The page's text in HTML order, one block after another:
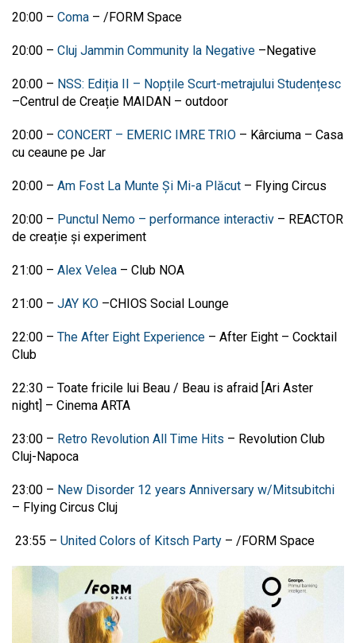
20:00 – Coma – /FORM Space
20:00 – Cluj Jammin Community la Negative –Negative
20:00 – NSS: Ediția II – Nopțile Scurt-metrajului Studențesc
–Centrul de Creație MAIDAN – outdoor
20:00 – CONCERT – EMERIC IMRE TRIO – Kârciuma – Casa
cu ceaune pe Jar
20:00 – Am Fost La Munte Și Mi-a Plăcut – Flying Circus
20:00 – Punctul Nemo – performance interactiv – REACTOR
de creație și experiment
21:00 – Alex Velea – Club NOA
21:00 – JAY KO –CHIOS Social Lounge
22:00 – The After Eight Experience – After Eight – Cocktail
Club
22:30 – Toate fricile lui Beau / Beau is afraid [Ari Aster
night] – Cinema ARTA
23:00 – Retro Revolution All Time Hits – Revolution Club
Cluj-Napoca
23:00 – New Disorder 12 years Anniversary w/Mitsubitchi
– Flying Circus Cluj
23:55 – United Colors of Kitsch Party – /FORM Space